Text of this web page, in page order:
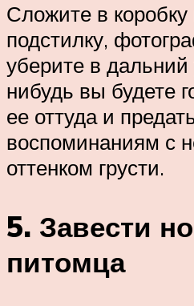
Сложите в
подстилку,
уберите в дальний
нибудь вы будете
ее оттуда и
воспоминаниям с
оттенком грусти.
5. Завести
питомца